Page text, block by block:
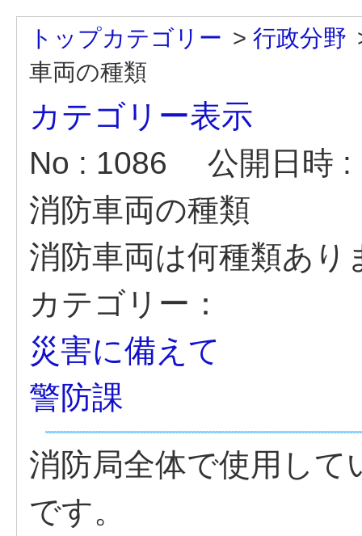
トップカテゴリー > 行政分野
車両の種類
カテゴリー表示
No : 1086
公開日時
消防車両の種類
消防車両は何種類あり
カテゴリー：
災害に備えて
警防課
消防局全体で使用して
です。